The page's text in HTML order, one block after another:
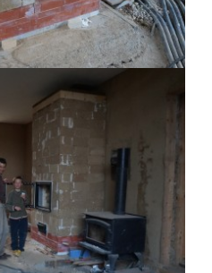
L
L avec petit banc
Bauges 73340